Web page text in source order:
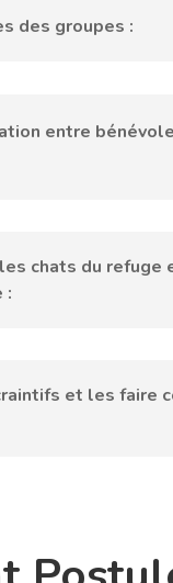
des groupes :
entre
chats du refuge
:
et les faire